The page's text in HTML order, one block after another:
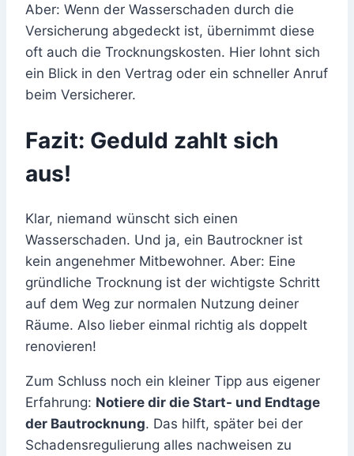
Aber: Wenn der Wasserschaden durch die
Versicherung abgedeckt ist, übernimmt diese
oft auch die Trocknungskosten. Hier lohnt sich
ein Blick in den Vertrag oder ein schneller Anruf
beim Versicherer.
Fazit: Geduld zahlt sich
aus!
Klar, niemand wünscht sich einen
Wasserschaden. Und ja, ein Bautrockner ist
kein angenehmer Mitbewohner. Aber: Eine
gründliche Trocknung ist der wichtigste Schritt
auf dem Weg zur normalen Nutzung deiner
Räume. Also lieber einmal richtig als doppelt
renovieren!
Zum Schluss noch ein kleiner Tipp aus eigener
Erfahrung: Notiere dir die Start- und Endtage
der Bautrocknung. Das hilft, später bei der
Schadensregulierung alles nachweisen zu